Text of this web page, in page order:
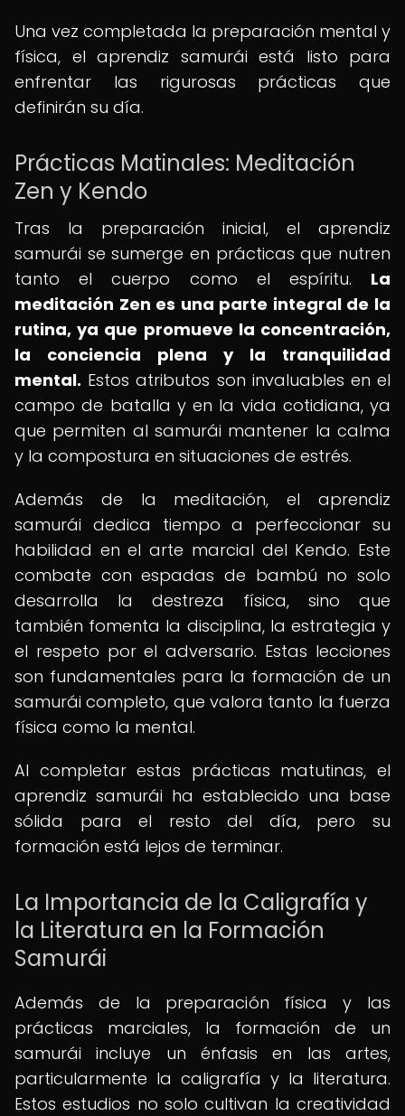
Una vez completada la preparación mental y
física, el aprendiz samurái está listo para
enfrentar las rigurosas prácticas que
definirán su día.
Prácticas Matinales: Meditación
Zen y Kendo
Tras la preparación inicial, el aprendiz
samurái se sumerge en prácticas que nutren
tanto el cuerpo como el espíritu. La
meditación Zen es una parte integral de la
rutina, ya que promueve la concentración,
la conciencia plena y la tranquilidad
mental. Estos atributos son invaluables en el
campo de batalla y en la vida cotidiana, ya
que permiten al samurái mantener la calma
y la compostura en situaciones de estrés.
Además de la meditación, el aprendiz
samurái dedica tiempo a perfeccionar su
habilidad en el arte marcial del Kendo. Este
combate con espadas de bambú no solo
desarrolla la destreza física, sino que
también fomenta la disciplina, la estrategia y
el respeto por el adversario. Estas lecciones
son fundamentales para la formación de un
samurái completo, que valora tanto la fuerza
física como la mental.
Al completar estas prácticas matutinas, el
aprendiz samurái ha establecido una base
sólida para el resto del día, pero su
formación está lejos de terminar.
La Importancia de la Caligrafía y
la Literatura en la Formación
Samurái
Además de la preparación física y las
prácticas marciales, la formación de un
samurái incluye un énfasis en las artes,
particularmente la caligrafía y la literatura.
Estos estudios no solo cultivan la creatividad